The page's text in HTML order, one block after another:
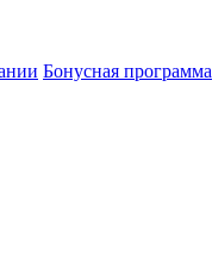
Бонусная программа